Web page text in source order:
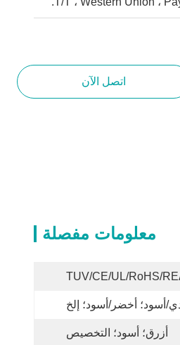
اتصل الآن
معلومات مفصلة
TUV/CE/UL/RoHS/
أسود؛ أخضر/أسود؛ إلخ
أزرق؛ أسود؛ التخصيص